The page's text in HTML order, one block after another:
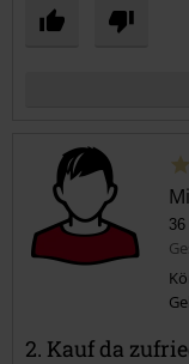
Kommentar jetzt
2. Kauf da